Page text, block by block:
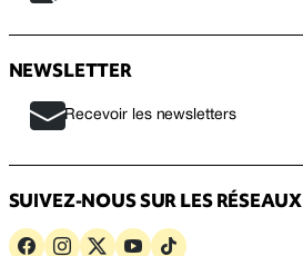
NEWSLETTER
Recevoir les newsletters
SUIVEZ-NOUS SUR LES RÉSEAUX